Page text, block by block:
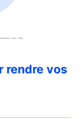
rendre vos